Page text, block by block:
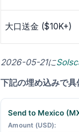
大口送金 ($10K+)
2026-05-21に
下記の埋め込みで
Send to Mexico
Amount (USD):